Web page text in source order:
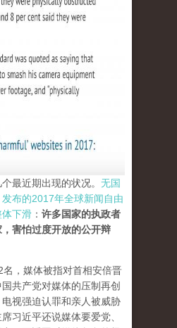
最近期出现的状况。 无国
布的2017年全球新闻自由
体下滑 ： 许多国家的执政者
害怕过度开放的公开辩
，媒体被指对首相安倍晋
共产党对媒体的压制再创
视强迫认罪和亲人被威胁
习近平还说媒体要爱党、